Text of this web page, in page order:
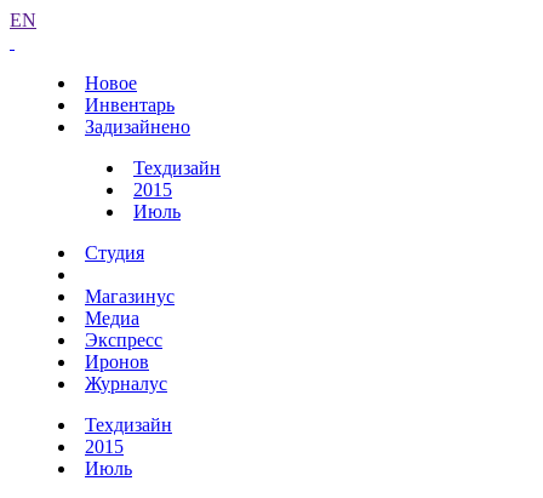
EN
Новое
Инвентарь
Задизайнено
Техдизайн
2015
Июль
Студия
Магазинус
Медиа
Экспресс
Иронов
Журналус
Техдизайн
2015
Июль